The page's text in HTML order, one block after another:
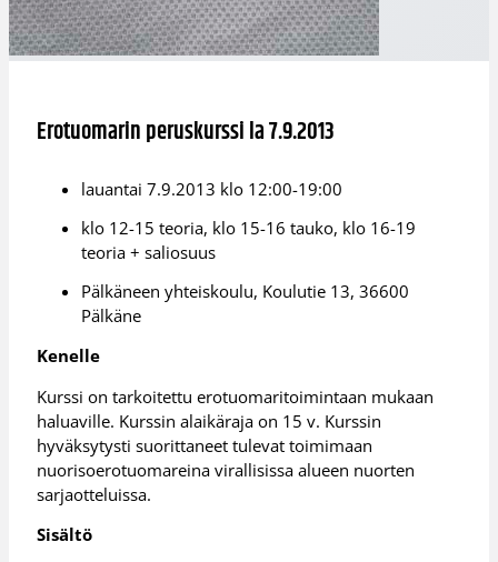
Erotuomarin peruskurssi la 7.9.2013
lauantai 7.9.2013 klo 12:00-19:00
klo 12-15 teoria, klo 15-16 tauko, klo 16-19
teoria + saliosuus
Pälkäneen yhteiskoulu, Koulutie 13, 36600
Pälkäne
Kenelle
Kurssi on tarkoitettu erotuomaritoimintaan mukaan
haluaville. Kurssin alaikäraja on 15 v. Kurssin
hyväksytysti suorittaneet tulevat toimimaan
nuorisoerotuomareina virallisissa alueen nuorten
sarjaotteluissa.
Sisältö